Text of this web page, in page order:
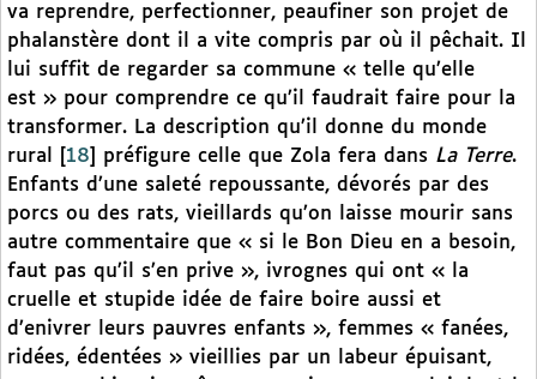
va reprendre, perfectionner, peaufiner son projet de
phalanstère dont il a vite compris par où il pêchait. Il
lui suffit de regarder sa commune « telle qu’elle
est » pour comprendre ce qu’il faudrait faire pour la
transformer. La description qu’il donne du monde
rural
18 préfigure celle que Zola fera dans La Terre.
Enfants d’une saleté repoussante, dévorés par des
porcs ou des rats, vieillards qu’on laisse mourir sans
autre commentaire que « si le Bon Dieu en a besoin,
faut pas qu’il s’en prive », ivrognes qui ont « la
cruelle et stupide idée de faire boire aussi et
d’enivrer leurs pauvres enfants », femmes « fanées,
ridées, édentées » vieillies par un labeur épuisant,